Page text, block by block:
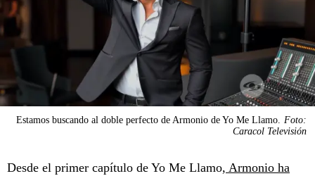
Estamos buscando al doble perfecto de Armonio de Yo Me Llamo. Foto:
Caracol Televisión
Desde el primer capítulo de Yo Me Llamo, Armonio ha